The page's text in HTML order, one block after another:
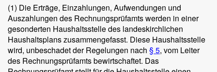
(1) Die Erträge, Einzahlungen, Aufwendungen und
Auszahlungen des Rechnungsprüfamts werden in einer
gesonderten Haushaltsstelle des landeskirchlichen
Haushaltsplans zusammengefasst. Diese Haushaltsstelle
wird, unbeschadet der Regelungen nach § 5, vom Leiter
des Rechnungsprüfamts bewirtschaftet. Das